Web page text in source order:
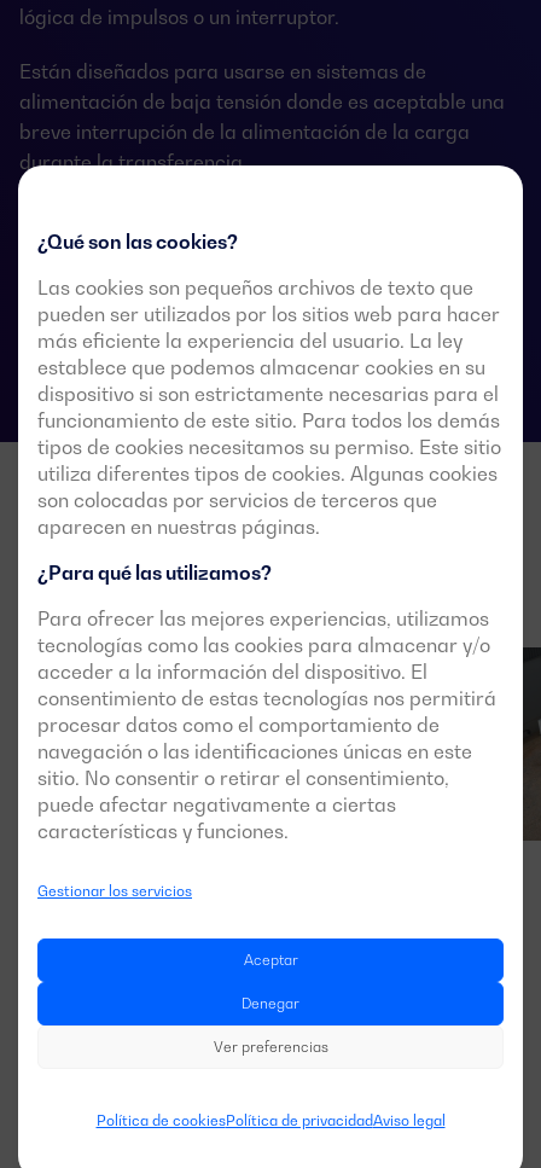
¿Qué son las cookies?
Las cookies son pequeños archivos de texto que
pueden ser utilizados por los sitios web para hacer
más eficiente la experiencia del usuario. La ley
establece que podemos almacenar cookies en su
dispositivo si son estrictamente necesarias para el
funcionamiento de este sitio. Para todos los demás
tipos de cookies necesitamos su permiso. Este sitio
utiliza diferentes tipos de cookies. Algunas cookies
son colocadas por servicios de terceros que
aparecen en nuestras páginas.
¿Para qué las utilizamos?
Para ofrecer las mejores experiencias, utilizamos
tecnologías como las cookies para almacenar y/o
acceder a la información del dispositivo. El
consentimiento de estas tecnologías nos permitirá
procesar datos como el comportamiento de
navegación o las identificaciones únicas en este
sitio. No consentir o retirar el consentimiento,
puede afectar negativamente a ciertas
características y funciones.
Gestionar los servicios
Aceptar
Denegar
Ver preferencias
Política de cookiesPolítica de privacidadAviso legal
lógica de impulsos o un interruptor.
Están diseñados para usarse en sistemas de
alimentación de baja tensión donde es aceptable una
breve interrupción de la alimentación de la carga
durante la transferencia.
Fichas técnicas de las conmutaciones